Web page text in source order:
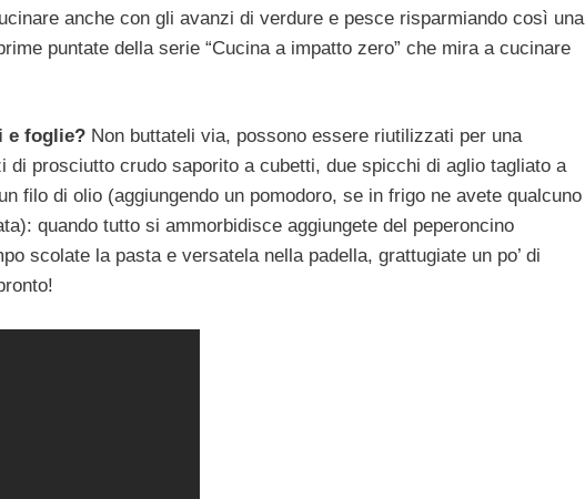
anche con gli avanzi di verdure e pesce risparmiando così una
puntate della serie “Cucina a impatto zero” che mira a cucinare
e foglie? Non buttateli via, possono essere riutilizzati per una
prosciutto crudo saporito a cubetti, due spicchi di aglio tagliato a
filo di olio (aggiungendo un pomodoro, se in frigo ne avete qualcuno
quando tutto si ammorbidisce aggiungete del peperoncino
scolate la pasta e versatela nella padella, grattugiate un po’ di